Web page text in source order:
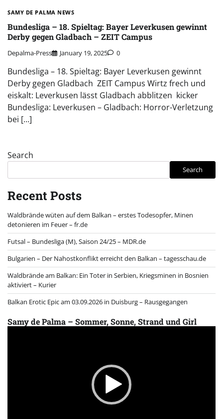
SAMY DE PALMA NEWS
Bundesliga – 18. Spieltag: Bayer Leverkusen gewinnt
Derby gegen Gladbach – ZEIT Campus
Depalma-Press January 19, 2025 0
Bundesliga – 18. Spieltag: Bayer Leverkusen gewinnt
Derby gegen Gladbach ZEIT Campus Wirtz frech und
eiskalt: Leverkusen lässt Gladbach abblitzen kicker
Bundesliga: Leverkusen – Gladbach: Horror-Verletzung
bei […]
Search
Search
Recent Posts
Waldbrände wüten auf dem Balkan – erstes Todesopfer, Minen
detonieren im Feuer – fr.de
Futsal – Bundesliga (M), Saison 24/25 – MDR.de
Bulgarien – Der Nahostkonflikt erreicht den Balkan – tagesschau.de
Waldbrände am Balkan: Ein Toter in Serbien, Kriegsminen in Bosnien
aktiviert – Kurier
Balkan Erotic Epic am 03.09.2026 in Duisburg – Rausgegangen
Samy de Palma – Sommer, Sonne, Strand und Girl